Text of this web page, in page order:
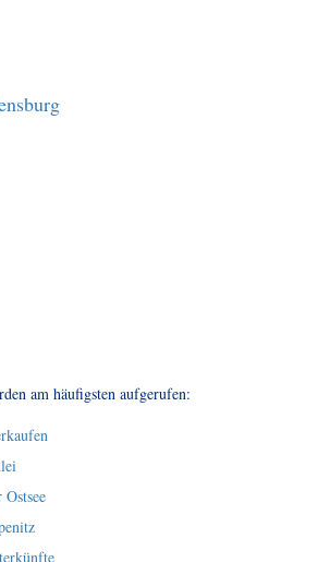
am häufigsten aufgerufen: